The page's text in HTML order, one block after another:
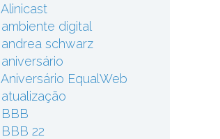
Alinicast
ambiente digital
andrea schwarz
aniversário
Aniversário EqualWeb
atualização
BBB
BBB 22